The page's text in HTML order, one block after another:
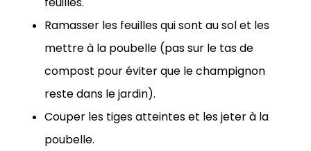
Ramasser les feuilles qui sont au sol et les
mettre à la poubelle (pas sur le tas de
compost pour éviter que le champignon
reste dans le jardin).
Couper les tiges atteintes et les jeter à la
poubelle.